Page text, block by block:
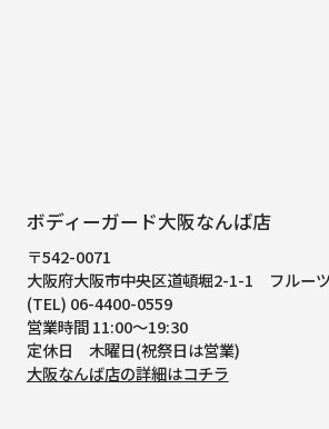
ボディーガード大阪なんば店
〒542-0071
大阪府大阪市中央区道頓堀2-1-1
フルー
(TEL) 06-4400-0559
営業時間 11:00～19:30
定休日 木曜日(祝祭日は営業)
大阪なんば店の詳細はコチラ